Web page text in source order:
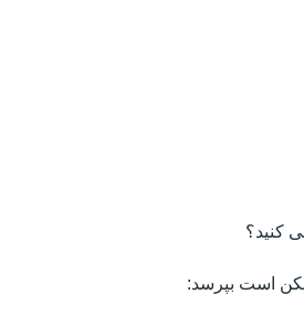
کنید؟
است بپرسد: